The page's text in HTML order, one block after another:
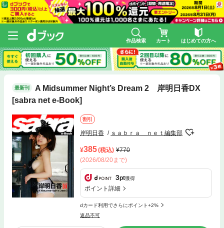
作品検索 カート はじめての方へ
最新刊
A Midsummer Night’s Dream 2 岸明日香DX
[sabra net e-Book]
割引
岸明日香 ｓａｂｒａ ｎｅｔ編集部
385(税込)
770
(2026/08/20まで)
3pt獲得
ポイント詳細
dカード利用でさらにポイント+2%
返品不可